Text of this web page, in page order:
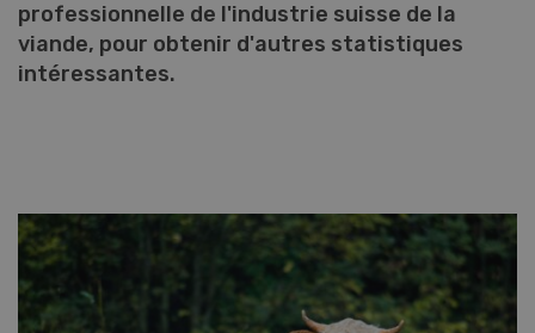
professionnelle de l'industrie suisse de la
viande, pour obtenir d'autres statistiques
intéressantes.